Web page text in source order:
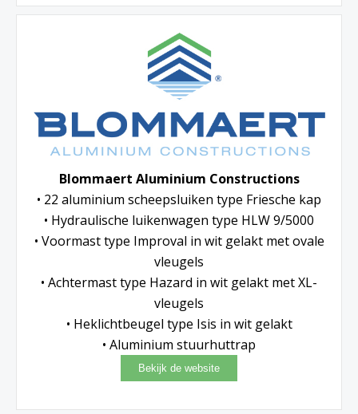
Blommaert Aluminium Constructions
• 22 aluminium scheepsluiken type Friesche kap
• Hydraulische luikenwagen type HLW 9/5000
• Voormast type Improval in wit gelakt met ovale
vleugels
• Achtermast type Hazard in wit gelakt met XL-
vleugels
• Heklichtbeugel type Isis in wit gelakt
• Aluminium stuurhuttrap